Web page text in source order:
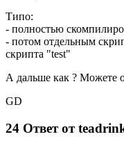
Типо:
- полностью
- потом отдельным
скрипта "test"
А дальше как ? Можете
GD
24 Ответ от